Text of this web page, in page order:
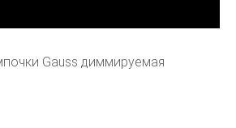
Gauss диммируемая